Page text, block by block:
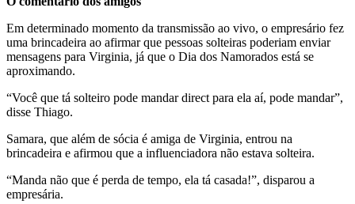
Em determinado momento da transmissão ao vivo, o empresário fez
uma brincadeira ao afirmar que pessoas solteiras poderiam enviar
mensagens para Virginia, já que o Dia dos Namorados está se
aproximando.
“Você que tá solteiro pode mandar direct para ela aí, pode mandar”,
disse Thiago.
Samara, que além de sócia é amiga de Virginia, entrou na
brincadeira e afirmou que a influenciadora não estava solteira.
“Manda não que é perda de tempo, ela tá casada!”, disparou a
empresária.